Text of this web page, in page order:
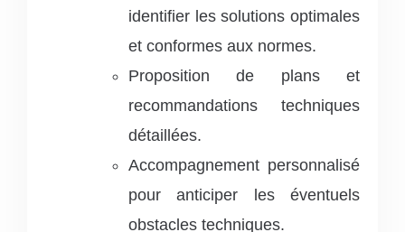
identifier les solutions optimales
et conformes aux normes.
Proposition de plans et
recommandations techniques
détaillées.
Accompagnement personnalisé
pour anticiper les éventuels
obstacles techniques.